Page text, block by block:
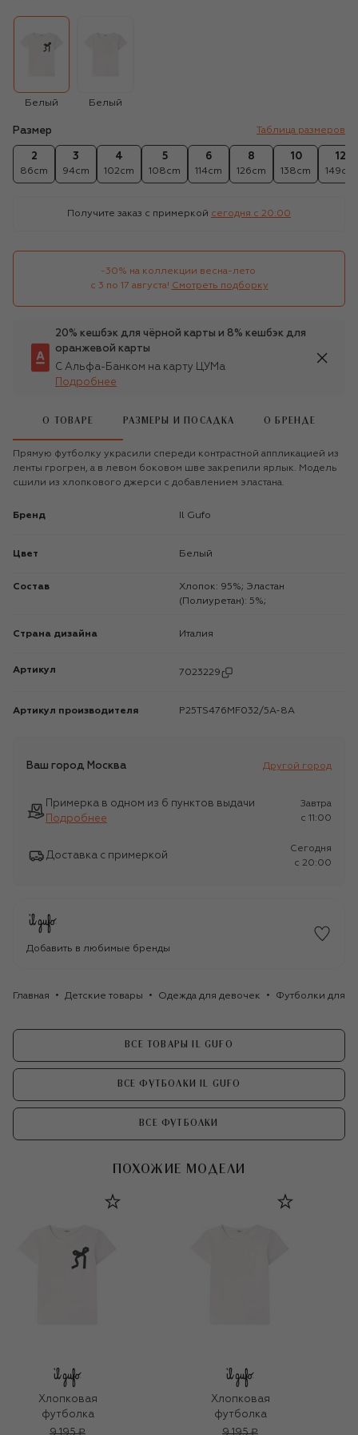
Белый Белый
Размер Таблица размеров
2
86cm
3
94cm
4
102cm
5
108cm
6
114cm
8
126cm
10
138cm
12
149cm
Получите заказ с примеркой сегодня c 20:00
-30% на коллекции весна-лето
с 3 по 17 августа! Смотреть подборку
20% кешбэк для чёрной карты и 8% кешбэк для
оранжевой карты
С Альфа-Банком на карту ЦУМа
Подробнее
О ТОВАРЕ РАЗМЕРЫ И ПОСАДКА О БРЕНДЕ
Прямую футболку украсили спереди контрастной аппликацией из
ленты грогрен, а в левом боковом шве закрепили ярлык. Модель
сшили из хлопкового джерси с добавлением эластана.
Бренд Il Gufo
Цвет Белый
Состав
Хлопок: 95%; Эластан
(Полиуретан): 5%;
Страна дизайна Италия
Артикул 7023229
Артикул производителя P25TS476MF032/5A-8A
Ваш город Москва Другой город
Примерка в одном из 6 пунктов выдачи
Подробнее
Завтра
c 11:00
Доставка с примеркой
Сегодня
c 20:00
Добавить в любимые бренды
Главная Детские товары Одежда для девочек Футболки для
ВСЕ ТОВАРЫ IL GUFO
ВСЕ ФУТБОЛКИ IL GUFO
ВСЕ ФУТБОЛКИ
ПОХОЖИЕ МОДЕЛИ
Хлопковая
футболка
9 195 ₽
Хлопковая
футболка
9 195 ₽